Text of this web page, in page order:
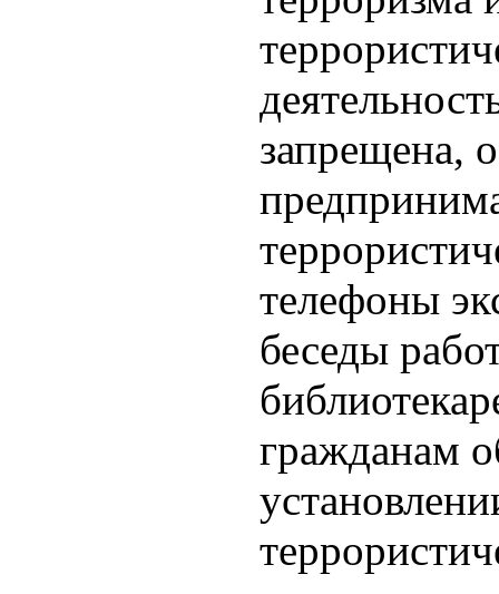
запрещена,
телефоны
беседы
гражданам